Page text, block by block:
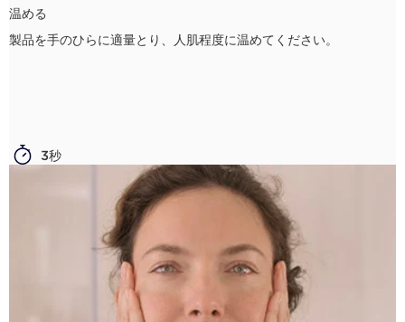
温める
製品を手のひらに適量とり、人肌程度に温めてください。
3秒